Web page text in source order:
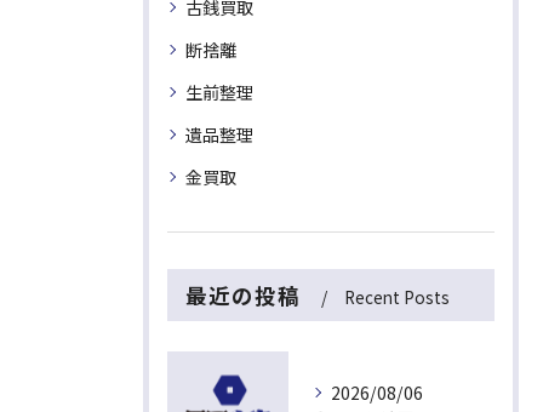
古銭買取
断捨離
生前整理
遺品整理
金買取
最近の投稿 Recent Posts
2026/08/06